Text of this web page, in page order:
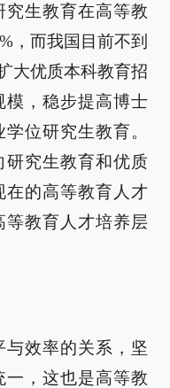
究生教育在高等教
，而我国目前不到
大优质本科教育招
模，稳步提高博士
位研究生教育。
研究生教育和优质
在的高等教育人才
等教育人才培养层
与效率的关系，坚
一，这也是高等教